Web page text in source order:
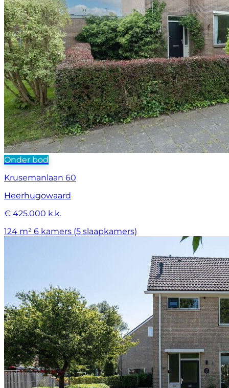
Onder bod
Krusemanlaan 60
Heerhugowaard
€ 425.000 k.k.
124 m² 6 kamers (5 slaapkamers)